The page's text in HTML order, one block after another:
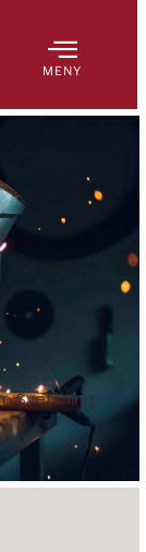
MENY
Svetsning